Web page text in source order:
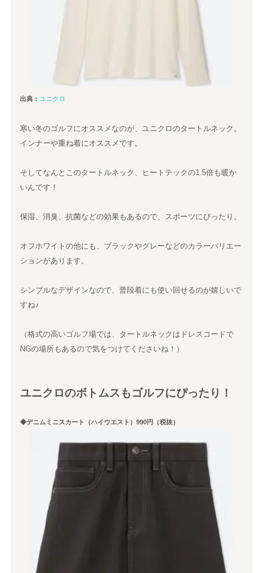
出典：ユニクロ
寒い冬のゴルフにオススメなのが、ユニクロのタートルネック。
インナーや重ね着にオススメです。
そしてなんとこのタートルネック、ヒートテックの1.5倍も暖か
いんです！
保湿、消臭、抗菌などの効果もあるので、スポーツにぴったり。
オフホワイトの他にも、ブラックやグレーなどのカラーバリエー
ションがあります。
シンプルなデザインなので、普段着にも使い回せるのが嬉しいで
すね♪
（格式の高いゴルフ場では、タートルネックはドレスコードで
NGの場所もあるので気をつけてくださいね！）
ユニクロのボトムスもゴルフにぴったり！
◆デニムミニスカート（ハイウエスト）990円（税抜）